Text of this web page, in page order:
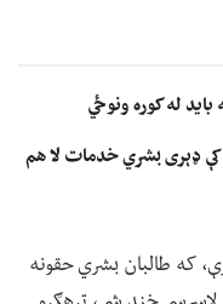
له کوره ونوځي
ډېری بشري خدمات لا هم
که طالبان بشري حقونه